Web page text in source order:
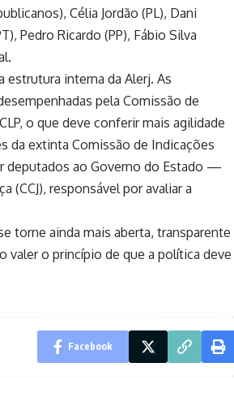
Célia Jordão (PL), Dani
Pedro Ricardo (PP), Fábio Silva
interna da Alerj. As
pela Comissão de
o que deve conferir mais agilidade
da extinta Comissão de Indicações
deputados ao Governo do Estado —
(CCJ), responsável por avaliar a
torne ainda mais aberta, transparente
valer o princípio de que a política deve
Facebook